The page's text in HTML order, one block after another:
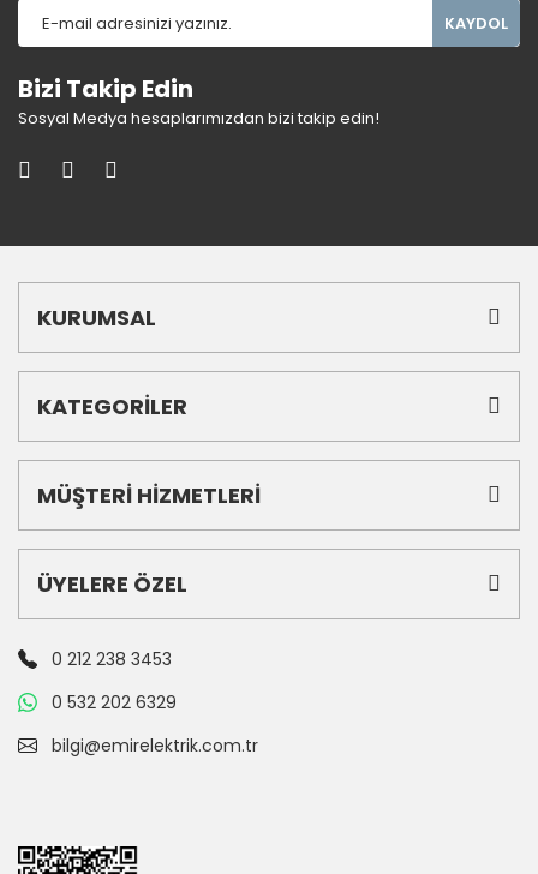
KAYDOL
Bizi Takip Edin
Sosyal Medya hesaplarımızdan bizi takip edin!
KURUMSAL
KATEGORİLER
MÜŞTERİ HİZMETLERİ
ÜYELERE ÖZEL
0 212 238 3453
0 532 202 6329
bilgi@emirelektrik.com.tr